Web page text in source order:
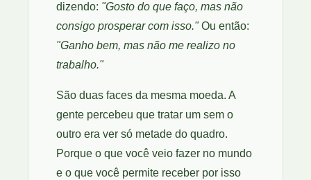
dizendo: "Gosto do que faço, mas não
consigo prosperar com isso." Ou então:
"Ganho bem, mas não me realizo no
trabalho."
São duas faces da mesma moeda. A
gente percebeu que tratar um sem o
outro era ver só metade do quadro.
Porque o que você veio fazer no mundo
e o que você permite receber por isso